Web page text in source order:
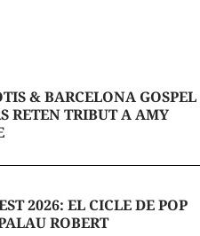
& BARCELONA GOSPEL
RETEN TRIBUT A AMY
2026: EL CICLE DE POP
ROBERT